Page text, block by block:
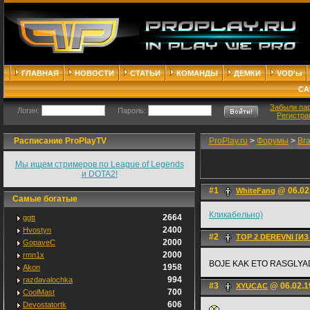
ГЛАВНАЯ НОВОСТИ СТАТЬИ КОМАНДЫ ДЕМКИ
VOD'ы
Логин: Пароль:
Забыли
Расписание ProPlayTV
Мы ищем стримеров по League of Legends
и DOTA2!
Самые богатые
ggtt 2664
Hvostyn 2400
GopaveC 2000
rmn1x 2000
Akon 1958
razdavalochka 994
CoolMast 700
Devostatortk 606
ProPlay.ru > Форумы >
#1 WhiteFаng @
Кликабельно)
#2 TOP 2 DEREVNI
BOJE KAK ETO
#3 XYUCAC @